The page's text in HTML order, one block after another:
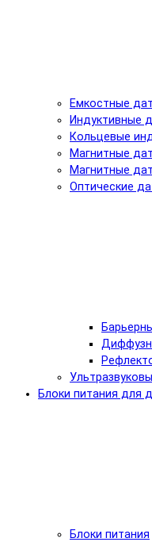
Емкостные
Индуктивные
Кольцевые
Магнитные
Магнитные
Оптические
Блоки питания для
Блоки питания